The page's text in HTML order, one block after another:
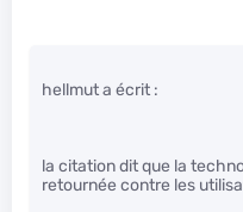
hellmut a écrit :
la citation dit que la
retournée contre les